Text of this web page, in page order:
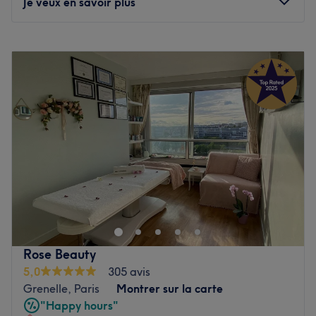
relaxation, invitant à la détente.
Les spécialités de l’établissement : les soins et massages.
Voir le salon
23:45
Mercredi
20:00–23:45
Jeudi
20:00–23:45
Vendredi
20:00 – 23:45
Samedi
20:00–23:45
10:00–23:45
Luxury Dream est un salon de beauté situé dans le 6ᵉ
arrondissement de Paris. Ce salon offre une expérience de
beauté raffinée à tous ses clients.
Transport public le plus proche :
L'institut est situé à cinq minutes à pied de la station de
métro Falguière.
L'équipe :
Rose Beauty
5,0
305 avis
Grenelle, Paris
Montrer sur la carte
"Happy hours"